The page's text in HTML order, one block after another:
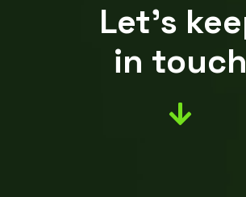
Let’s
in touch